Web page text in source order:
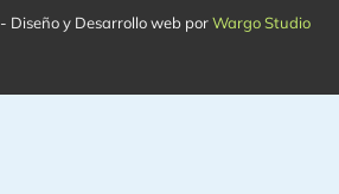
Diseño y Desarrollo web porWargo Studio